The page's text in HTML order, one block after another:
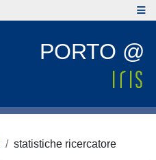
PORTO @
statistiche ricercatore